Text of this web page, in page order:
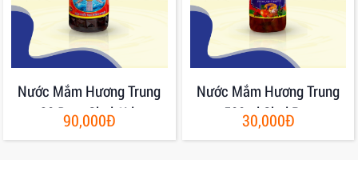
Nước Mắm Hương Trung
30 Đạm Chai 1Lit
90,000Đ
Nước Mắm Hương Trung
500ml Chai Pet
30,000Đ